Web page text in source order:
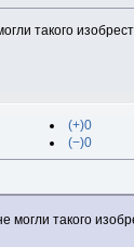
такого
(+)0
(−)0
такого